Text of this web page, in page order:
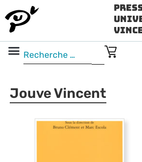
Jouve Vincent